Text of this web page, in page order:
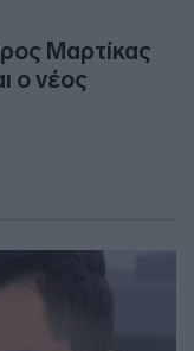
Μαρτίκας
ο νέος